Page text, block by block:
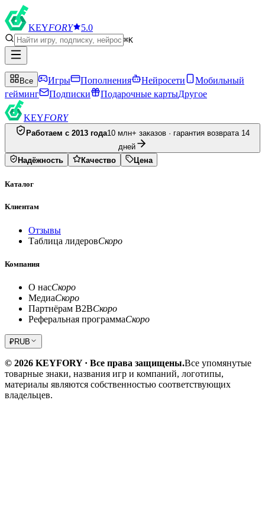
KEYFORY 5.0
⌘K
Все Игры Пополнения Нейросети
Мобильный
гейминг
Подписки Подарочные картыДругое
KEYFORY
Работаем с 2013 года10 млн+ заказов · гарантия возврата 14
дней
Надёжность
Качество Цена
Каталог
Клиентам
Отзывы
Таблица лидеровСкоро
Компания
О насСкоро
МедиаСкоро
Партнёрам B2BСкоро
Реферальная программаСкоро
₽RUB
© 2026 KEYFORY · Все права защищены.Все упомянутые
товарные знаки, названия игр и компаний, логотипы,
материалы являются собственностью соответствующих
владельцев.